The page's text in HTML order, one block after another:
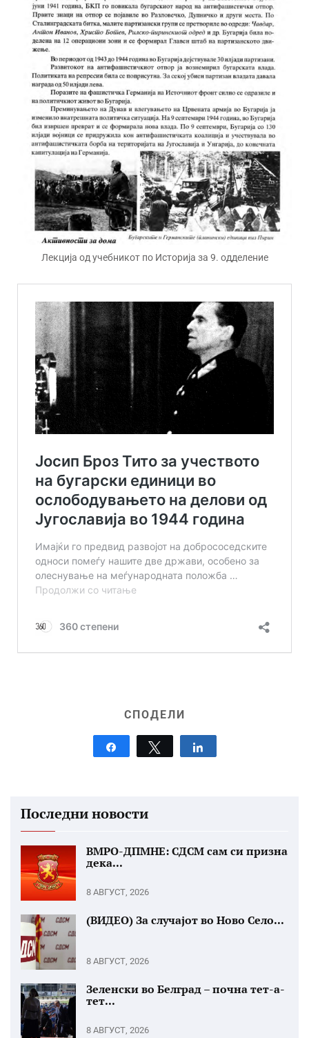
Лекција од учебникот по Историја за 9. одделение
СПОДЕЛИ
Tweet
Последни новости
ВМРО-ДПМНЕ: СДСМ сам си призна
дека...
8 АВГУСТ, 2026
(ВИДЕО) За случајот во Ново Село...
8 АВГУСТ, 2026
Зеленски во Белград – почна тет-а-
тет...
8 АВГУСТ, 2026